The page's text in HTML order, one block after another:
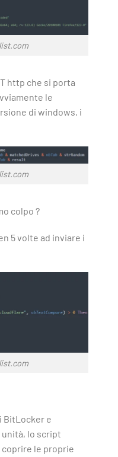
http che si porta
le
di windows, i
colpo ?
5 volte ad inviare i
BitLocker e
lo script
le proprie